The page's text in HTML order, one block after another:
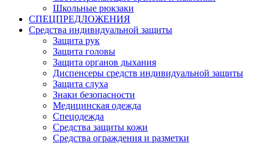
Школьные рюкзаки
СПЕЦПРЕДЛОЖЕНИЯ
Средства индивидуальной защиты
Защита рук
Защита головы
Защита органов дыхания
Диспенсеры средств индивидуальной защиты
Защита слуха
Знаки безопасности
Медицинская одежда
Спецодежда
Средства защиты кожи
Средства ограждения и разметки